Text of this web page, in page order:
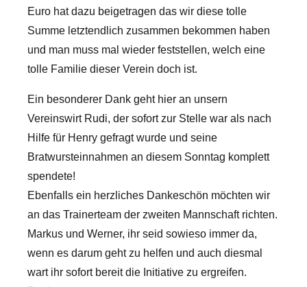
Euro hat dazu beigetragen das wir diese tolle
Summe letztendlich zusammen bekommen haben
und man muss mal wieder feststellen, welch eine
tolle Familie dieser Verein doch ist.
Ein besonderer Dank geht hier an unsern
Vereinswirt Rudi, der sofort zur Stelle war als nach
Hilfe für Henry gefragt wurde und seine
Bratwursteinnahmen an diesem Sonntag komplett
spendete!
Ebenfalls ein herzliches Dankeschön möchten wir
an das Trainerteam der zweiten Mannschaft richten.
Markus und Werner, ihr seid sowieso immer da,
wenn es darum geht zu helfen und auch diesmal
wart ihr sofort bereit die Initiative zu ergreifen.